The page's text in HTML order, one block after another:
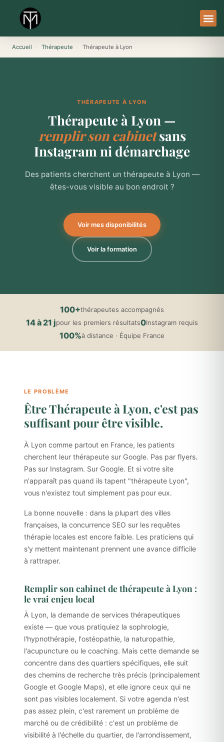
contenu
Accueil Thérapeute Thérapeute à Lyon
THÉRAPEUTE À LYON
Thérapeute à Lyon —
remplir son cabinetsans
Instagram ni démarchage
Des patients cherchent un thérapeute à Lyon —
êtes-vous visible au bon endroit ?
Voir mes disponibilités
Voir la formation
100+thérapeutes accompagnés
14 à 21 jpour les premiers résultats0Instagram requis
100%à distance · Équipe France
LE PROBLÈME
Être Thérapeute à Lyon, c'est pas
suffisant pour être visible.
À Lyon comme partout en France, les patients
cherchent leur thérapeute sur Google. Pas par flyers.
Pas sur Instagram. Sur Google. Et si votre site
n'apparaît pas quand ils tapent "thérapeute Lyon",
vous n'existez tout simplement pas pour eux.
La bonne nouvelle : dans la plupart des villes
françaises, la concurrence SEO sur les requêtes
thérapie locales est encore faible. Les praticiens qui
s'y mettent maintenant prennent une avance difficile
à rattraper.
Remplir son cabinet de thérapeute à Lyon :
le vrai enjeu local
À Lyon, la demande de services thérapeutiques
existe — que vous pratiquiez la sophrologie,
l'hypnothérapie, l'ostéopathie, la naturopathie,
l'acupuncture ou le coaching. Mais cette demande se
concentre dans des quartiers spécifiques, elle suit
des chemins de recherche très précis (principalement
Google et Google Maps), et elle ignore ceux qui ne
sont pas visibles localement. Si votre agenda n'est
pas assez plein, c'est rarement un problème de
marché ou de crédibilité : c'est un problème de
visibilité à l'échelle du quartier, de l'arrondissement,